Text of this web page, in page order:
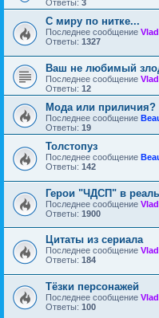
Ответы: 3
С миру по нитке...
Последнее сообщение
Ответы: 1327
Ваш не любимый
Последнее сообщение
Ответы: 12
Мода или приличия?
Последнее сообщение
Ответы: 19
Толстопуз
Последнее сообщение
Ответы: 142
Герои "ЧДСП" в
Последнее сообщение
Ответы: 1900
Цитаты из сериала
Последнее сообщение
Ответы: 184
Тёзки персонажей
Последнее сообщение
Ответы: 100